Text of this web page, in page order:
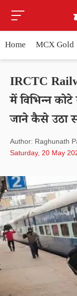
Home MCX Gold
IRCTC
में विभिन्न
जाने कैसे उठा
Author: Raghunath
Saturday, 20 May